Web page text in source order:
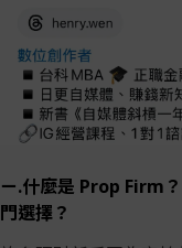
ㄧ.什麼是 Prop Firm
門選擇？